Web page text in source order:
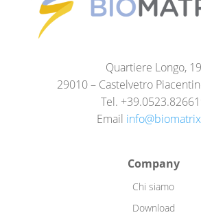
Quartiere Longo, 19
29010 – Castelvetro
Tel.
Email
Company
Chi siamo
Download